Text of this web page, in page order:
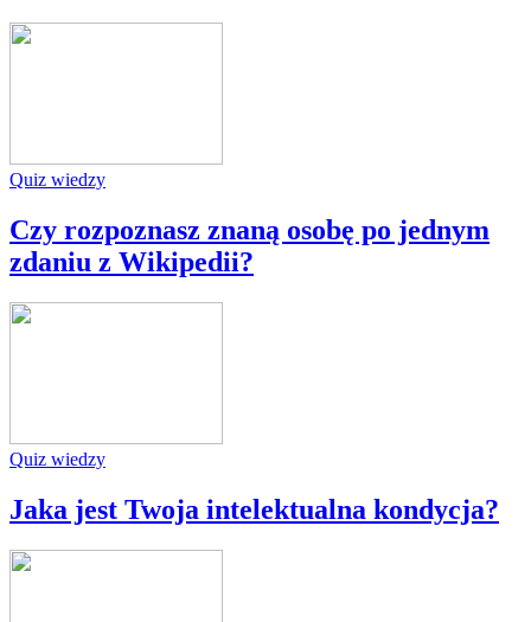
Quiz wiedzy
Czy rozpoznasz znaną osobę po jednym
zdaniu z Wikipedii?
Quiz wiedzy
Jaka jest Twoja intelektualna kondycja?